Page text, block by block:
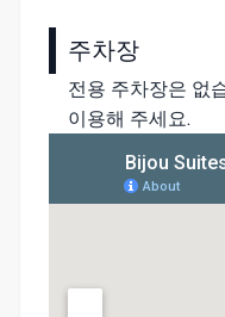
주차장
전용 주차장은 없
이용해 주세요.